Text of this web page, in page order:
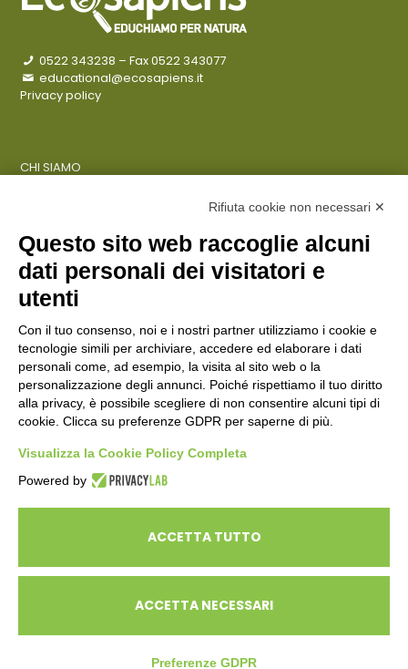
0522 343238 – Fax 0522 343077
educational@ecosapiens.it
Privacy policy
CHI SIAMO
ENTI PUBBLICI
SCUOLE
CITTADINI E FAMIGLIE
CONTATTI
Seguici su:
Italiano
ECOSAPIENS è un marchio L’Ovile Cooperativa Sociale
Albo Cooperative a mutualità prevalente n.A114164
Rifiuta cookie non necessari ✕
Questo sito web raccoglie alcuni
dati personali dei visitatori e
utenti
Con il tuo consenso, noi e i nostri partner utilizziamo i cookie e
tecnologie simili per archiviare, accedere ed elaborare i dati
personali come, ad esempio, la visita al sito web o la
personalizzazione degli annunci. Poiché rispettiamo il tuo diritto
alla privacy, è possibile scegliere di non consentire alcuni tipi di
cookie. Clicca su preferenze GDPR per saperne di più.
Visualizza la Cookie Policy Completa
Powered by
ACCETTA TUTTO
ACCETTA NECESSARI
Preferenze GDPR